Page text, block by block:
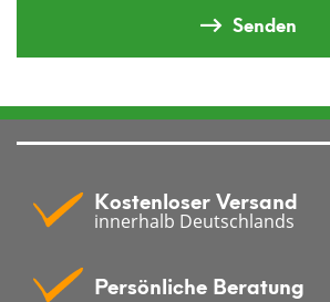
Senden
Kostenloser Versand
innerhalb Deutschlands
Persönliche Beratung